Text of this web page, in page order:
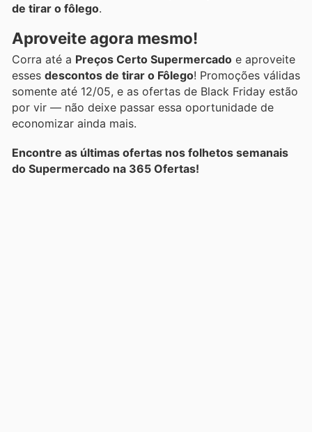
de tirar o fôlego.
Aproveite agora mesmo!
Corra até a Preços Certo Supermercado e aproveite
esses descontos de tirar o Fôlego! Promoções válidas
somente até 12/05, e as ofertas de Black Friday estão
por vir — não deixe passar essa oportunidade de
economizar ainda mais.
Encontre as últimas ofertas nos folhetos semanais
do Supermercado na 365 Ofertas!